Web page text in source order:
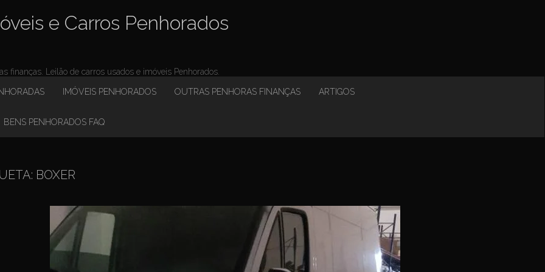
e Carros Penhorados
finanças. Leilão de carros usados e imóveis Penhorados.
IMÓVEIS PENHORADOS OUTRAS PENHORAS FINANÇAS ARTIGOS
BENS PENHORADOS FAQ
BOXER